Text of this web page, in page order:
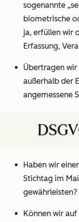
sogenannte
biometrische
ja, erfüllen wir
Erfassung,
Übertragen
außerhalb der
angemessene
Haben wir
Stichtag im
gewährleisten?
Können wir